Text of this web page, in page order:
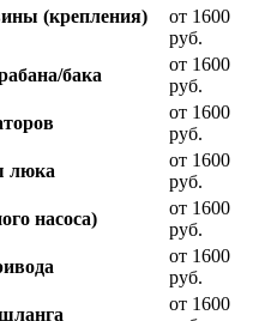
(крепления)
от 1600
руб.
бака
от 1600
руб.
от 1600
руб.
люка
от 1600
руб.
насоса)
от 1600
руб.
от 1600
руб.
от 1600